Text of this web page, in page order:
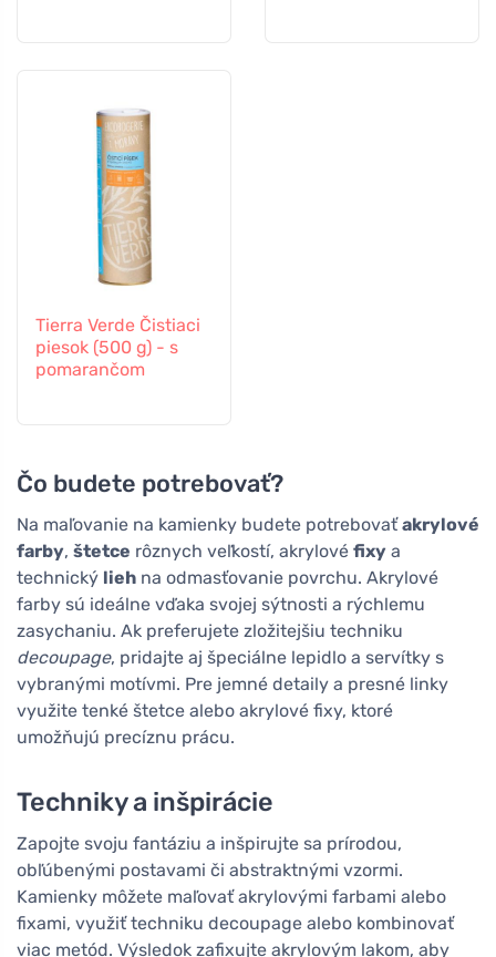
Tierra Verde Čistiaci
piesok (500 g) - s
pomarančom
Čo budete potrebovať?
Na maľovanie na kamienky budete potrebovaťakrylové
farby, štetce rôznych veľkostí, akrylové fixy a
technický lieh na odmasťovanie povrchu. Akrylové
farby sú ideálne vďaka svojej sýtnosti a rýchlemu
zasychaniu. Ak preferujete zložitejšiu techniku
decoupage, pridajte aj špeciálne lepidlo a servítky s
vybranými motívmi. Pre jemné detaily a presné linky
využite tenké štetce alebo akrylové fixy, ktoré
umožňujú precíznu prácu.
Techniky a inšpirácie
Zapojte svoju fantáziu a inšpirujte sa prírodou,
obľúbenými postavami či abstraktnými vzormi.
Kamienky môžete maľovať akrylovými farbami alebo
fixami, využiť techniku decoupage alebo kombinovať
viac metód. Výsledok zafixujte akrylovým lakom, aby